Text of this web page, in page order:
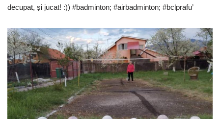
decupat, și jucat! :)) #badminton; #airbadminton; #bclprafu’